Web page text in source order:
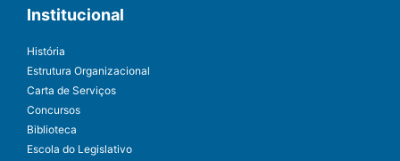
Institucional
História
Estrutura Organizacional
Carta de Serviços
Concursos
Biblioteca
Escola do Legislativo